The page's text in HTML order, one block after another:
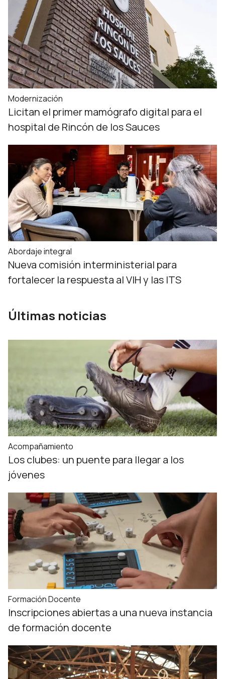
Modernización
Licitan el primer mamógrafo digital para el
hospital de Rincón de los Sauces
Abordaje integral
Nueva comisión interministerial para
fortalecer la respuesta al VIH y las ITS
Últimas noticias
Acompañamiento
Los clubes: un puente para llegar a los
jóvenes
Formación Docente
Inscripciones abiertas a una nueva instancia
de formación docente